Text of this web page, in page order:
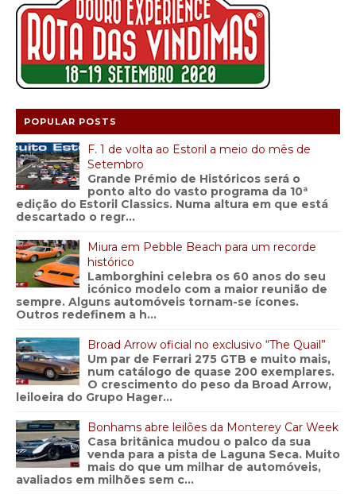
POPULAR POSTS
F. 1 de volta ao Estoril a meio do mês de
Setembro
Grande Prémio de Históricos será o
ponto alto do vasto programa da 10ª
edição do Estoril Classics. Numa altura em que está
descartado o regr...
Miura em Pebble Beach para um recorde
histórico
Lamborghini celebra os 60 anos do seu
icónico modelo com a maior reunião de
sempre. Alguns automóveis tornam-se ícones.
Outros redefinem a h...
Broad Arrow oficial no exclusivo “The Quail”
Um par de Ferrari 275 GTB e muito mais,
num catálogo de quase 200 exemplares.
O crescimento do peso da Broad Arrow,
leiloeira do Grupo Hager...
Bonhams abre leilões da Monterey Car Week
Casa britânica mudou o palco da sua
venda para a pista de Laguna Seca. Muito
mais do que um milhar de automóveis,
avaliados em milhões sem c...